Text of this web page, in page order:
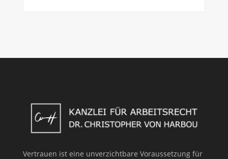
Vertrauen ist eine unverzichtbare Voraussetzung für